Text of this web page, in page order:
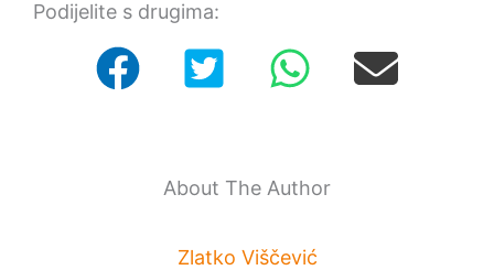
Podijelite s drugima:
About The Author
Zlatko Viščević